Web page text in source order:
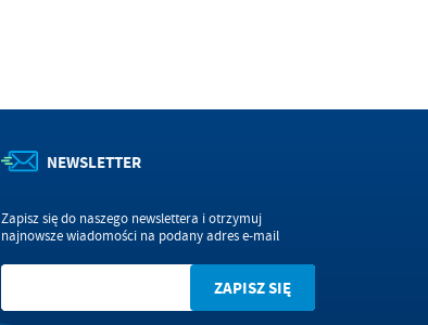
NEWSLETTER
Zapisz się do naszego newslettera i otrzymuj
najnowsze wiadomości na podany adres e-mail